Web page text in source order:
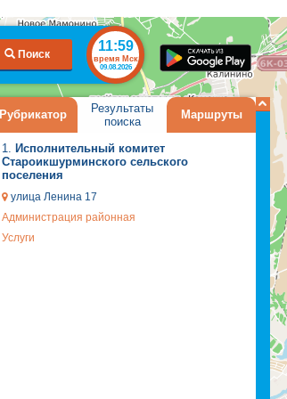
Поиск
11:59
время Мск
09.08.2026
Рубрикатор
Результаты
поиска
Маршруты
1. Исполнительный комитет
Староикшурминского сельского
поселения
улица Ленина 17
Администрация районная
Услуги